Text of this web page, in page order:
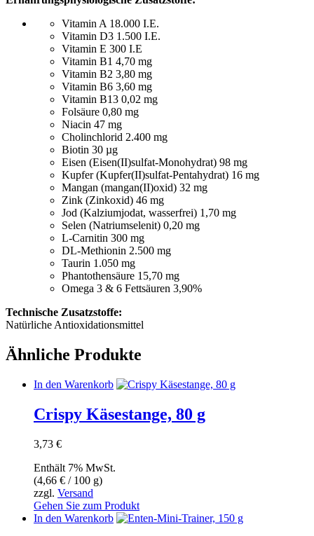
Vitamin A 18.000 I.E.
Vitamin D3 1.500 I.E.
Vitamin E 300 I.E
Vitamin B1 4,70 mg
Vitamin B2 3,80 mg
Vitamin B6 3,60 mg
Vitamin B13 0,02 mg
Folsäure 0,80 mg
Niacin 47 mg
Cholinchlorid 2.400 mg
Biotin 30 µg
Eisen (Eisen(II)sulfat-Monohydrat) 98 mg
Kupfer (Kupfer(II)sulfat-Pentahydrat) 16 mg
Mangan (mangan(II)oxid) 32 mg
Zink (Zinkoxid) 46 mg
Jod (Kalziumjodat, wasserfrei) 1,70 mg
Selen (Natriumselenit) 0,20 mg
L-Carnitin 300 mg
DL-Methionin 2.500 mg
Taurin 1.050 mg
Phantothensäure 15,70 mg
Omega 3 & 6 Fettsäuren 3,90%
Technische Zusatzstoffe:
Natürliche Antioxidationsmittel
Ähnliche Produkte
In den Warenkorb
Crispy Käsestange, 80 g
3,73 €
Enthält 7% MwSt.
(4,66 € / 100 g)
zzgl. Versand
Gehen Sie zum Produkt
In den Warenkorb